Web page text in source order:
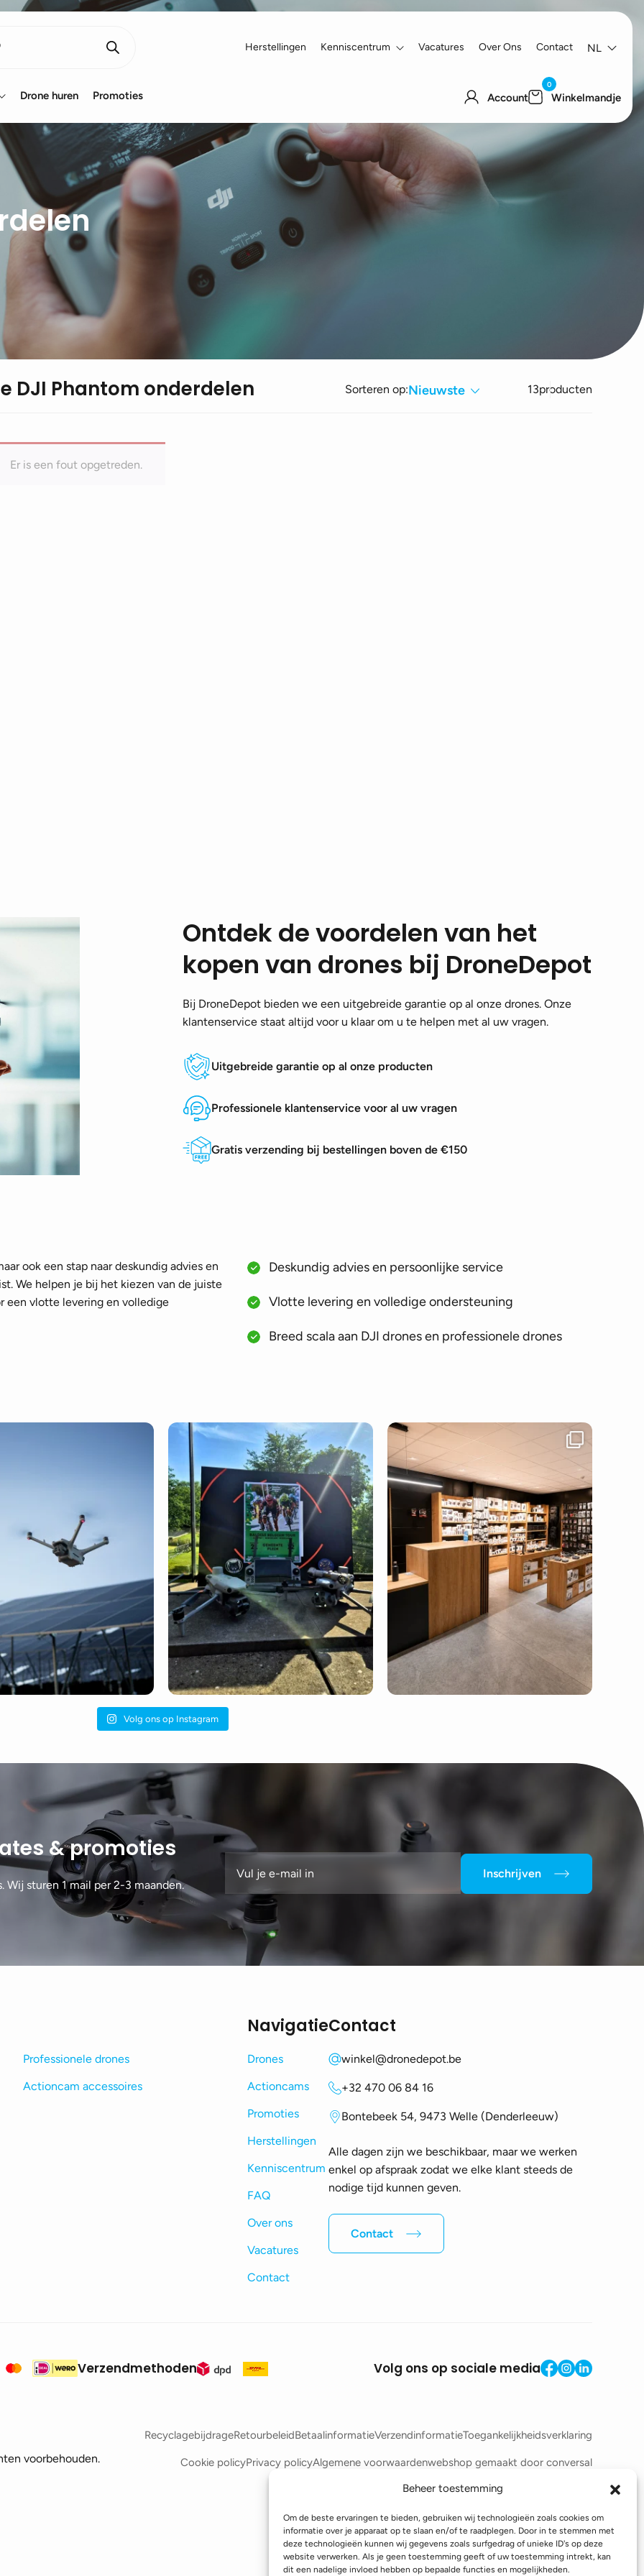
Beheer toestemming
Om de beste ervaringen te bieden, gebruiken wij technologieën zoals cookies om
informatie over je apparaat op te slaan en/of te raadplegen. Door in te stemmen met
deze technologieën kunnen wij gegevens zoals surfgedrag of unieke ID's op deze
website verwerken. Als je geen toestemming geeft of uw toestemming intrekt, kan
dit een nadelige invloed hebben op bepaalde functies en mogelijkheden.
Herstellingen Kenniscentrum Vacatures Over Ons Contact NL
Drone huren Promoties Account
0
Winkelmandje
DJI Phantom onderdelen Sorteren op:Nieuwste 13producten
Er is een fout opgetreden.
Ontdek de voordelen van het
kopen van drones bij DroneDepot
Bij DroneDepot bieden we een uitgebreide garantie op al onze drones. Onze
klantenservice staat altijd voor u klaar om u te helpen met al uw vragen.
Uitgebreide garantie op al onze producten
Professionele klantenservice voor al uw vragen
Gratis verzending bij bestellingen boven de €150
ook een stap naar deskundig advies en
We helpen je bij het kiezen van de juiste
een vlotte levering en volledige
Deskundig advies en persoonlijke service
Vlotte levering en volledige ondersteuning
Breed scala aan DJI drones en professionele drones
Volg ons op Instagram
& promoties
sturen 1 mail per 2-3 maanden.
Inschrijven
Professionele drones
Actioncam accessoires
Navigatie
Drones
Actioncams
Promoties
Herstellingen
Kenniscentrum
FAQ
Over ons
Vacatures
Contact
Contact
winkel@dronedepot.be
+32 470 06 84 16
Bontebeek 54, 9473 Welle (Denderleeuw)
Alle dagen zijn we beschikbaar, maar we werken
enkel op afspraak zodat we elke klant steeds de
nodige tijd kunnen geven.
Contact
Verzendmethoden Volg ons op sociale media
voorbehouden.
RecyclagebijdrageRetourbeleidBetaalinformatieVerzendinformatieToegankelijkheidsverklaring
Cookie policyPrivacy policyAlgemene voorwaardenwebshop gemaakt door conversal